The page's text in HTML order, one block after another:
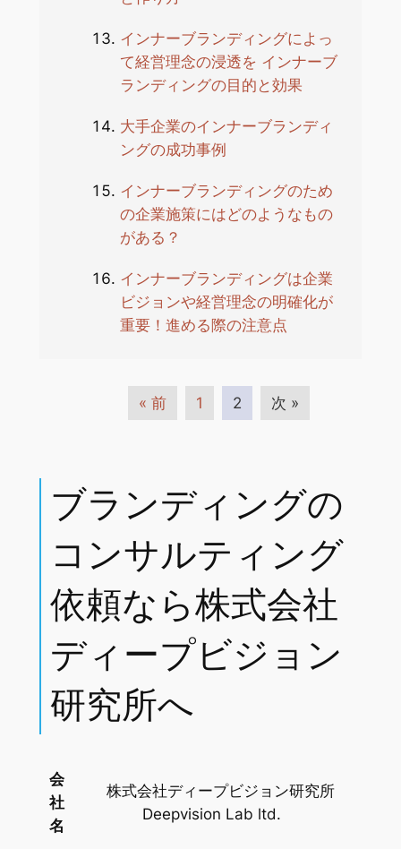
インナーブランディングによっ
て経営理念の浸透を インナーブ
ランディングの目的と効果
大手企業のインナーブランディ
ングの成功事例
インナーブランディングのため
の企業施策にはどのようなもの
がある？
インナーブランディングは企業
ビジョンや経営理念の明確化が
重要！進める際の注意点
« 前 1 2 次 »
ブランディングの
コンサルティング
依頼なら株式会社
ディープビジョン
研究所へ
会
社
名
株式会社ディープビジョン研究所
Deepvision Lab ltd.